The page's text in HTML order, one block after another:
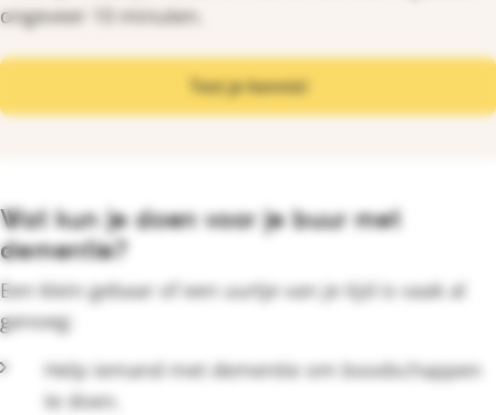
ongeveer 10 minuten.
Test je kennis!
Wat kun je doen voor je buur met
dementie?
Een klein gebaar of een uurtje van je tijd is vaak al
genoeg:
Help iemand met dementie om boodschappen
te doen.